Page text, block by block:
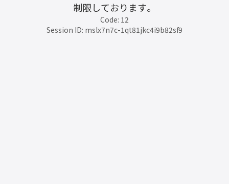
制限しております。
Code: 12
Session ID: mslx7n7c-1qt81jkc4i9b82sf9